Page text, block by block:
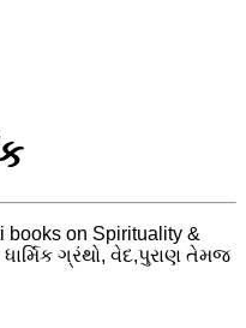
books on Spirituality &
ગ્રંથો, વેદ,પુરાણ તેમજ